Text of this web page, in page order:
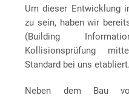
Um dieser Entwicklung
zu sein, haben wir
(Building
Kollisionsprüfung
Standard bei uns etabliert.
Neben dem Bau